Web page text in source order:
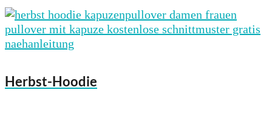
Herbst-Hoodie